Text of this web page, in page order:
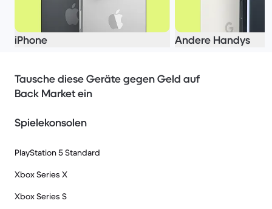
iPhone Andere Handys
Tausche diese Geräte gegen Geld auf
Back Market ein
Spielekonsolen
PlayStation 5 Standard
Xbox Series X
Xbox Series S